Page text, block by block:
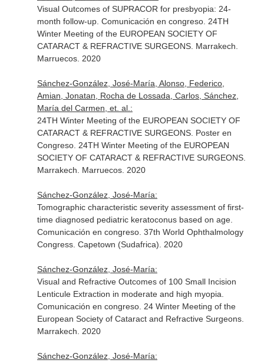
Visual Outcomes of SUPRACOR for presbyopia: 24-
month follow-up. Comunicación en congreso. 24TH
Winter Meeting of the EUROPEAN SOCIETY OF
CATARACT & REFRACTIVE SURGEONS. Marrakech.
Marruecos. 2020
Sánchez-González, José-María, Alonso, Federico,
Amian, Jonatan, Rocha de Lossada, Carlos, Sánchez,
María del Carmen, et. al.:
24TH Winter Meeting of the EUROPEAN SOCIETY OF
CATARACT & REFRACTIVE SURGEONS. Poster en
Congreso. 24TH Winter Meeting of the EUROPEAN
SOCIETY OF CATARACT & REFRACTIVE SURGEONS.
Marrakech. Marruecos. 2020
Sánchez-González, José-María:
Tomographic characteristic severity assessment of first-
time diagnosed pediatric keratoconus based on age.
Comunicación en congreso. 37th World Ophthalmology
Congress. Capetown (Sudafrica). 2020
Sánchez-González, José-María:
Visual and Refractive Outcomes of 100 Small Incision
Lenticule Extraction in moderate and high myopia.
Comunicación en congreso. 24 Winter Meeting of the
European Society of Cataract and Refractive Surgeons.
Marrakech. 2020
Sánchez-González, José-María: